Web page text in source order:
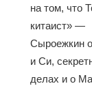
на том, что
китаист» —
Сыроежкин
и Си,
делах и о